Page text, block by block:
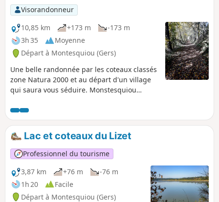
Visorandonneur
10,85 km
+173 m
-173 m
3h 35
Moyenne
Départ à Montesquiou (Gers)
Une belle randonnée par les coteaux classés
zone Natura 2000 et au départ d'un village
qui saura vous séduire. Monstesquiou
Lac et coteaux du Lizet
Professionnel du tourisme
3,87 km
+76 m
-76 m
1h 20
Facile
Départ à Montesquiou (Gers)